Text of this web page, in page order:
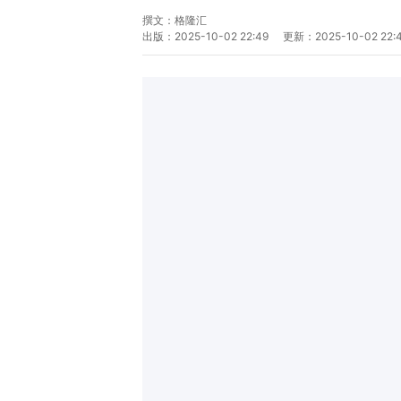
撰文： 格隆汇
出版： 2025-10-02 22:49 更新： 2025-10-02